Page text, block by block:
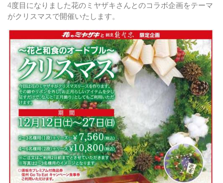
4度目になりました花のミヤザキさんとのコラボ企画をテーマ
がクリスマスで開催いたします。